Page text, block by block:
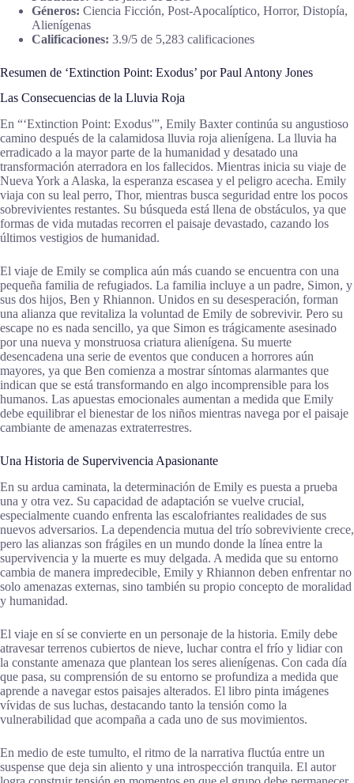
Géneros: Ciencia Ficción, Post-Apocalíptico, Horror, Distopía,
Alienígenas
Calificaciones: 3.9/5 de 5,283 calificaciones
Resumen de ‘Extinction Point: Exodus’ por Paul Antony Jones
Las Consecuencias de la Lluvia Roja
En “‘Extinction Point: Exodus'”, Emily Baxter continúa su angustioso
camino después de la calamidosa lluvia roja alienígena. La lluvia ha
erradicado a la mayor parte de la humanidad y desatado una
transformación aterradora en los fallecidos. Mientras inicia su viaje de
Nueva York a Alaska, la esperanza escasea y el peligro acecha. Emily
viaja con su leal perro, Thor, mientras busca seguridad entre los pocos
sobrevivientes restantes. Su búsqueda está llena de obstáculos, ya que
formas de vida mutadas recorren el paisaje devastado, cazando los
últimos vestigios de humanidad.
El viaje de Emily se complica aún más cuando se encuentra con una
pequeña familia de refugiados. La familia incluye a un padre, Simon, y
sus dos hijos, Ben y Rhiannon. Unidos en su desesperación, forman
una alianza que revitaliza la voluntad de Emily de sobrevivir. Pero su
escape no es nada sencillo, ya que Simon es trágicamente asesinado
por una nueva y monstruosa criatura alienígena. Su muerte
desencadena una serie de eventos que conducen a horrores aún
mayores, ya que Ben comienza a mostrar síntomas alarmantes que
indican que se está transformando en algo incomprensible para los
humanos. Las apuestas emocionales aumentan a medida que Emily
debe equilibrar el bienestar de los niños mientras navega por el paisaje
cambiante de amenazas extraterrestres.
Una Historia de Supervivencia Apasionante
En su ardua caminata, la determinación de Emily es puesta a prueba
una y otra vez. Su capacidad de adaptación se vuelve crucial,
especialmente cuando enfrenta las escalofriantes realidades de sus
nuevos adversarios. La dependencia mutua del trío sobreviviente crece,
pero las alianzas son frágiles en un mundo donde la línea entre la
supervivencia y la muerte es muy delgada. A medida que su entorno
cambia de manera impredecible, Emily y Rhiannon deben enfrentar no
solo amenazas externas, sino también su propio concepto de moralidad
y humanidad.
El viaje en sí se convierte en un personaje de la historia. Emily debe
atravesar terrenos cubiertos de nieve, luchar contra el frío y lidiar con
la constante amenaza que plantean los seres alienígenas. Con cada día
que pasa, su comprensión de su entorno se profundiza a medida que
aprende a navegar estos paisajes alterados. El libro pinta imágenes
vívidas de sus luchas, destacando tanto la tensión como la
vulnerabilidad que acompaña a cada uno de sus movimientos.
En medio de este tumulto, el ritmo de la narrativa fluctúa entre un
suspense que deja sin aliento y una introspección tranquila. El autor